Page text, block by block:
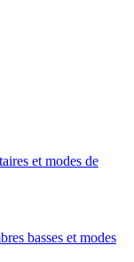
et modes de
basses et modes